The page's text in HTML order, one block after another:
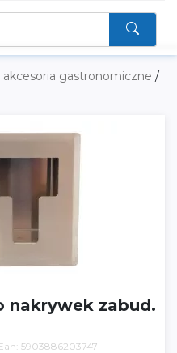
akcesoria gastronomiczne /
nakrywek zabud.
5903886203747